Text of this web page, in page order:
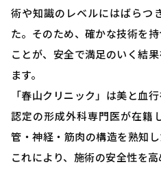
術や知識のレベルにはばらつ
た。そのため、確かな技術を
ことが、安全で満足のいく結
ます。
「春山クリニック」は美と血
認定の形成外科専門医が在籍
管・神経・筋肉の構造を熟知
これにより、施術の安全性を